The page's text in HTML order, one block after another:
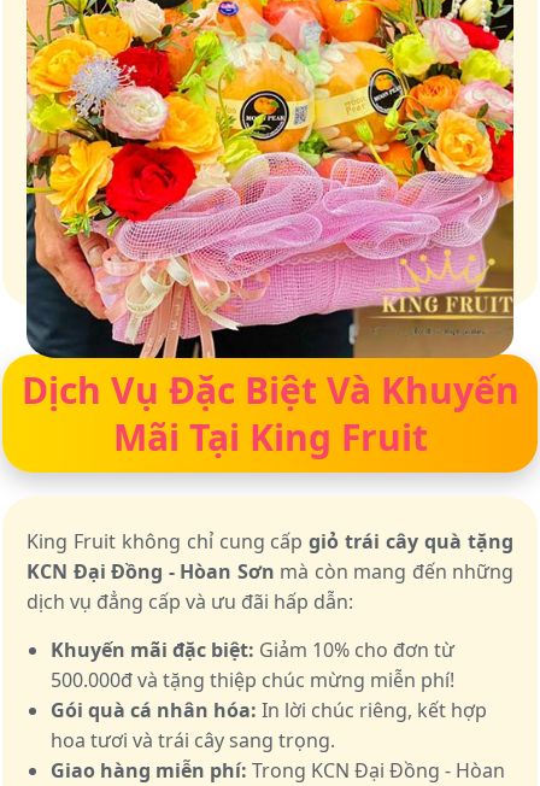
Giữ trọn vị ngọt của thiên nhiên
Dịch Vụ Đặc Biệt Và Khuyến
Mãi Tại King Fruit
King Fruit không chỉ cung cấpgiỏ trái cây quà tặng
KCN Đại Đồng - Hòan Sơn mà còn mang đến những
dịch vụ đẳng cấp và ưu đãi hấp dẫn:
Khuyến mãi đặc biệt: Giảm 10% cho đơn từ
500.000đ và tặng thiệp chúc mừng miễn phí!
Gói quà cá nhân hóa: In lời chúc riêng, kết hợp
hoa tươi và trái cây sang trọng.
Giao hàng miễn phí: Trong KCN Đại Đồng - Hòan